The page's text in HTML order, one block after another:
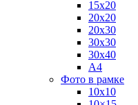
15х20
20х20
20х30
30х30
30х40
А4
Фото в рамке
10х10